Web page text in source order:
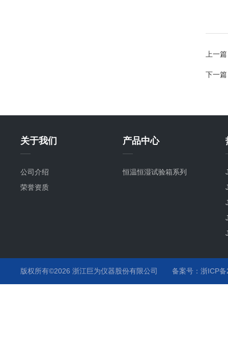
上一
下一
关于我们
公司介绍
荣誉资质
产品中心
恒温恒湿试验箱系列
版权所有©2026 浙江巨为仪器股份有限公司 备案号：浙ICP